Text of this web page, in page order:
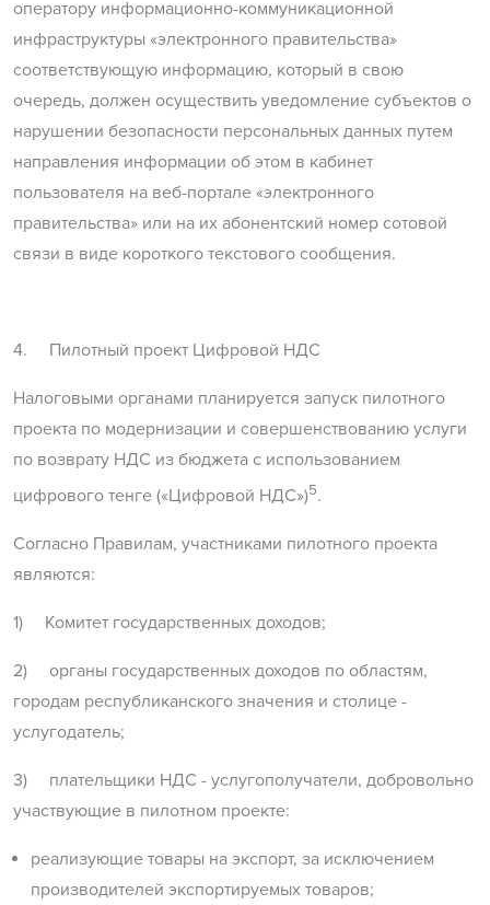
оператору информационно-коммуникационной
инфраструктуры «электронного правительства»
соответствующую информацию, который в свою
очередь, должен осуществить уведомление субъектов о
нарушении безопасности персональных данных путем
направления информации об этом в кабинет
пользователя на веб-портале «электронного
правительства» или на их абонентский номер сотовой
связи в виде короткого текстового сообщения.
4. Пилотный проект Цифровой НДС
Налоговыми органами планируется запуск пилотного
проекта по модернизации и совершенствованию услуги
по возврату НДС из бюджета с использованием
цифрового тенге («Цифровой НДС»)5.
Согласно Правилам, участниками пилотного проекта
являются:
1) Комитет государственных доходов;
2) органы государственных доходов по областям,
городам республиканского значения и столице -
услугодатель;
3) плательщики НДС - услугополучатели, добровольно
участвующие в пилотном проекте:
реализующие товары на экспорт, за исключением
производителей экспортируемых товаров;